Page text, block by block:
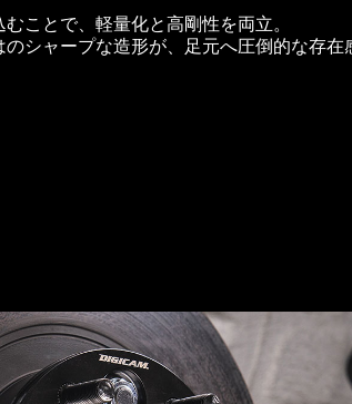
ことで、軽量化と高剛性を両立。
シャープな造形が、足元へ圧倒的な存在